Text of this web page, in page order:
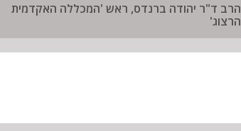
הרב ד"ר יהודה ברנדס, ראש 'המכללה האקדמית
הרצוג'